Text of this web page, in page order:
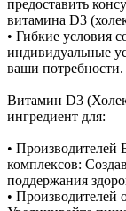
предоставить
витамина D3
• Гибкие условия
индивидуальные
ваши потребности.
Витамин D3
ингредиент для:
•
комплексов:
поддержания
• Производителей